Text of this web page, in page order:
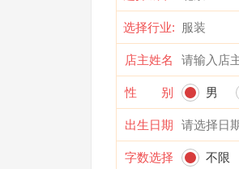
选择行业:
店主姓名
性 别 男
出生日期
字数选择 不限